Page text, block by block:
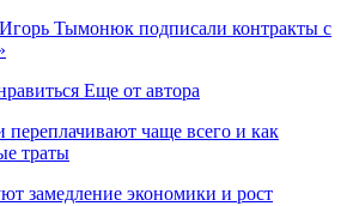
Тымонюк подписали контракты с
Еще от автора
переплачивают чаще всего и как
траты
замедление экономики и рост